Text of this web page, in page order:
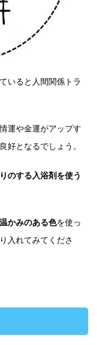
いると人間関係トラ
運や金運がアップす
好となるでしょう。
のする入浴剤を使う
温かみのある色を使っ
入れてみてくださ